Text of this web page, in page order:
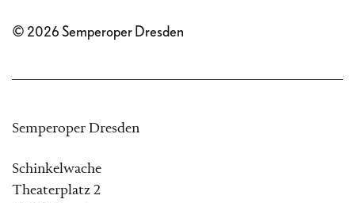
© 2026 Semperoper Dresden
Semperoper Dresden
Schinkelwache
Theaterplatz 2